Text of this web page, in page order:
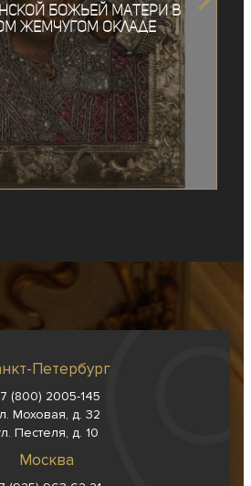
Божьей Матери в
жемчугом окладе
Петербург
(800) 2005-145
Моховая, д. 32
Пестеля, д. 10
Москва